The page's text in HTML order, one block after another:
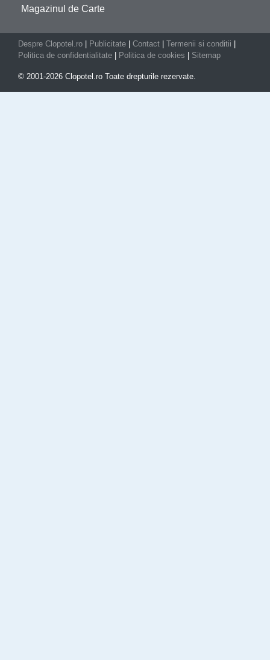
Magazinul de Carte
Despre Clopotel.ro Publicitate Contact Termenii si conditii
Politica de confidentialitate
Politica de cookies Sitemap
© 2001-2026 Clopotel.ro Toate drepturile rezervate.